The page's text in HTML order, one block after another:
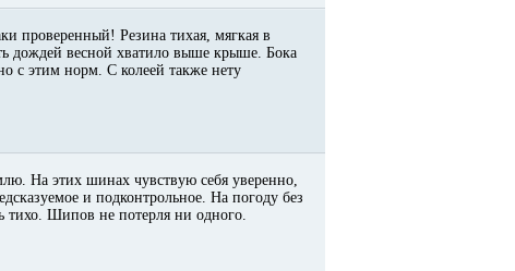
проверенный! Резина тихая, мягкая в
дождей весной хватило выше крыше. Бока
с этим норм. С колеей также нету
На этих шинах чувствую себя уверенно,
и подконтрольное. На погоду без
тихо. Шипов не потерля ни одного.